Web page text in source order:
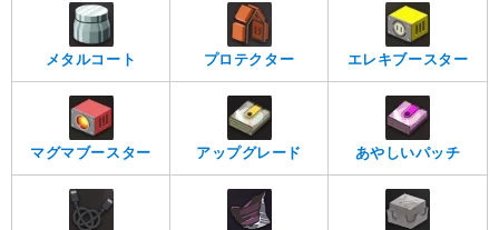
メタルコート プロテクター エレキブースター
マグマブースター アップグレード あやしいパッチ